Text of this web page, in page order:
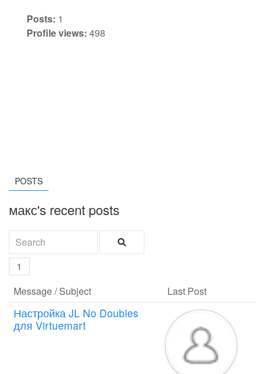
Posts: 1
Profile views: 498
POSTS
макс's recent posts
1
Message / Subject
Last Post
Настройка JL No Doubles
для Virtuemart